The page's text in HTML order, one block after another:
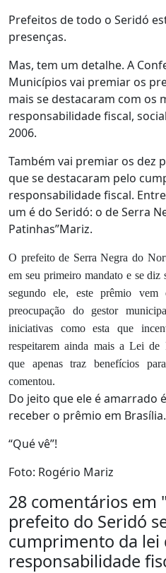
Prefeitos de todo o Seridó
presenças.
Mas, tem um detalhe. A
Municípios vai premiar os
mais se destacaram com os
responsabilidade fiscal,
2006.
Também vai premiar os dez
que se destacaram pelo
responsabilidade fiscal.
um é do Seridó: o de Serra
Patinhas”Mariz.
O prefeito de Serra Negra do
em seu primeiro mandato e se
segundo ele, este prêmio vem
preocupação do gestor
iniciativas como esta que
respeitarem ainda mais a Lei de
que apenas traz benefícios
comentou.
Do jeito que ele é amarrado
receber o prêmio em Brasília.
“Qué vê”!
Foto: Rogério Mariz
28 comentários em "
prefeito do Seridó
cumprimento da lei
responsabilidade